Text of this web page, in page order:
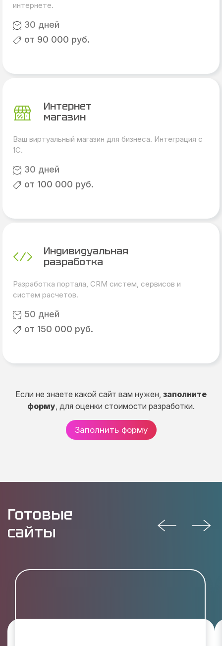
интернете.
30 дней
от 90 000 руб.
Интернет
магазин
Ваш виртуальный магазин для бизнеса. Интеграция с
1С.
30 дней
от 100 000 руб.
Индивидуальная
разработка
Разработка портала, CRM систем, сервисов и
систем расчетов.
50 дней
от 150 000 руб.
Если не знаете какой сайт вам нужен, заполните
форму, для оценки стоимости разработки.
Заполнить форму
Готовые
сайты